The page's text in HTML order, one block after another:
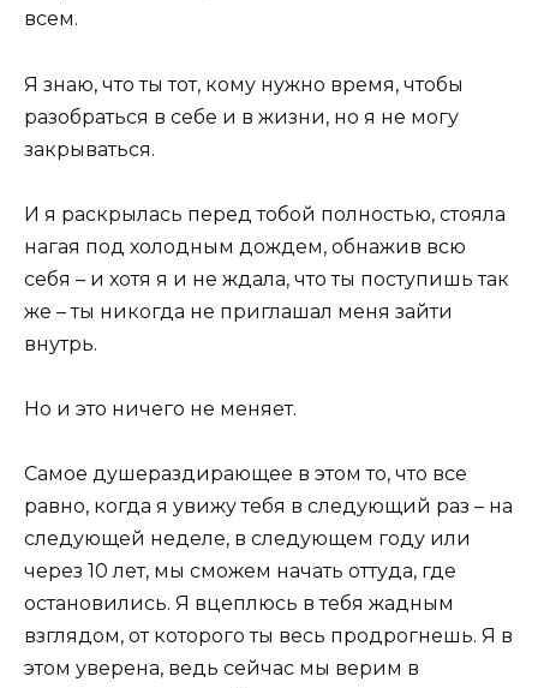
всем.
Я знаю, что ты тот, кому нужно время, чтобы
разобраться в себе и в жизни, но я не могу
закрываться.
И я раскрылась перед тобой полностью, стояла
нагая под холодным дождем, обнажив всю
себя – и хотя я и не ждала, что ты поступишь так
же – ты никогда не приглашал меня зайти
внутрь.
Но и это ничего не меняет.
Самое душераздирающее в этом то, что все
равно, когда я увижу тебя в следующий раз – на
следующей неделе, в следующем году или
через 10 лет, мы сможем начать оттуда, где
остановились. Я вцеплюсь в тебя жадным
взглядом, от которого ты весь продрогнешь. Я в
этом уверена, ведь сейчас мы верим в